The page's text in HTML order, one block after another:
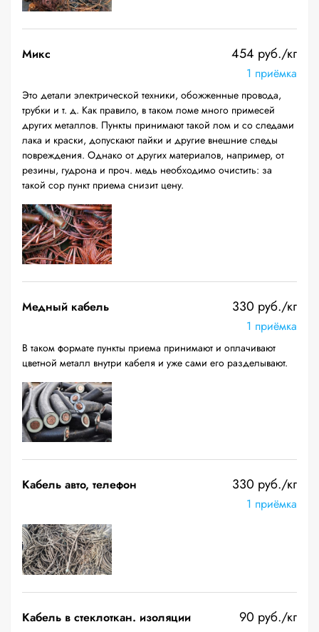
Микс 454 руб./кг
1 приёмка
Это детали электрической техники, обожженные провода,
трубки и т. д. Как правило, в таком ломе много примесей
других металлов. Пункты принимают такой лом и со следами
лака и краски, допускают пайки и другие внешние следы
повреждения. Однако от других материалов, например, от
резины, гудрона и проч. медь необходимо очистить: за
такой сор пункт приема снизит цену.
Медный кабель 330 руб./кг
1 приёмка
В таком формате пункты приема принимают и оплачивают
цветной металл внутри кабеля и уже сами его разделывают.
Кабель авто, телефон 330 руб./кг
1 приёмка
Кабель в стеклоткан. изоляции 90 руб./кг